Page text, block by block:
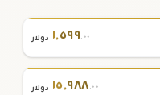
١,٥٩٩.٠٠ دولار
١٥,٩٨٨.٠٠ دولار